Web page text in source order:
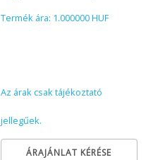
Termék ára: 1.000000 HUF
Az árak csak tájékoztató
jellegűek.
ÁRAJÁNLAT KÉRÉSE